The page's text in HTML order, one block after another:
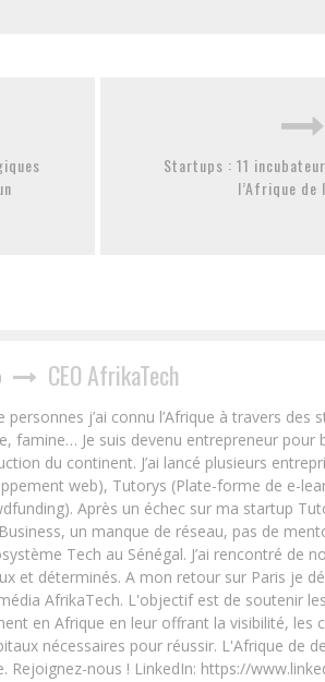
Startups : 11
l’Afrique de
CEO AfrikaTech
j’ai connu l’Afrique à travers des
famine… Je suis devenu entrepreneur pour
du continent. J’ai lancé plusieurs
web), Tutorys (Plate-forme de e-
Après un échec sur ma startup
un manque de réseau, pas de
Tech au Sénégal. J’ai rencontré de
et déterminés. A mon retour sur Paris je
AfrikaTech. L'objectif est de soutenir
en Afrique en leur offrant la visibilité, les
nécessaires pour réussir. L'Afrique de
Rejoignez-nous ! LinkedIn: https://